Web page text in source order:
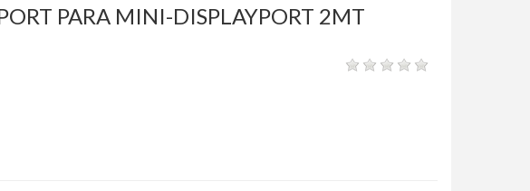
PARA MINI-DISPLAYPORT 2MT